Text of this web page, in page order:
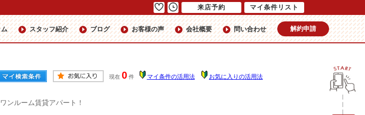
スタッフ紹介 ブログ お客様の声 会社概要 問い合わせ 解約申請
現在 0 件 マイ条件の活用法 お気に入りの活用法
ンルーム賃貸アパート！
来店予約 マイ条件リスト